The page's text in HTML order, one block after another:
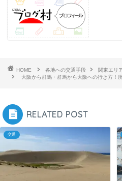
HOME 各地への交通手段 関東エリ
大阪から群馬・群馬から大阪への行き方！
RELATED POST
交通